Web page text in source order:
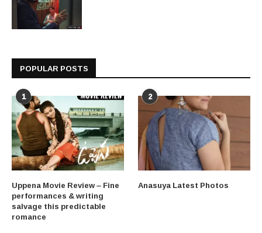
POPULAR POSTS
1
Uppena Movie Review – Fine
performances & writing
salvage this predictable
romance
2
Anasuya Latest Photos